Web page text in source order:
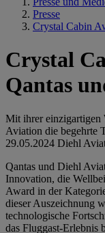
Presse
Crystal Cabin
Crystal
Qantas
Mit ihrer einzigartigen
Aviation die begehrte
29.05.2024 Diehl
Qantas und Diehl
Innovation, die
Award in der
dieser Auszeichnung
technologische
das Fluggast-Erlebnis